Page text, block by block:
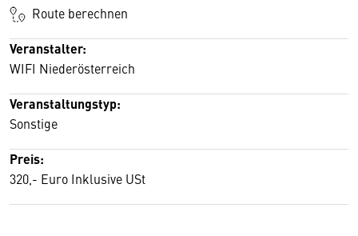
Route berechnen
Veranstalter:
WIFI Niederösterreich
Veranstaltungstyp:
Sonstige
Preis:
320,- Euro Inklusive USt